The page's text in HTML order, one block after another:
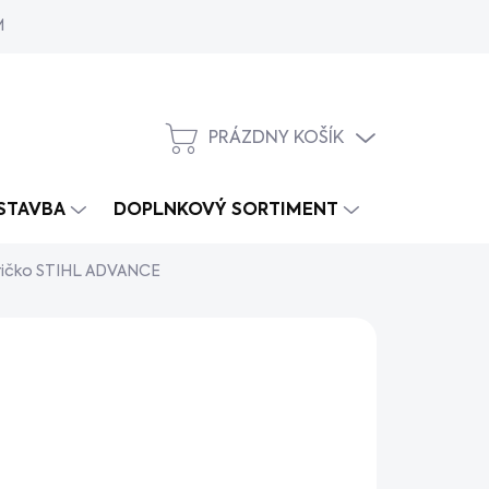
NÁKUPNÝ
PRÁZDNY KOŠÍK
DOPLNKOVÝ SORTIMENT
STIHL ADVANCE